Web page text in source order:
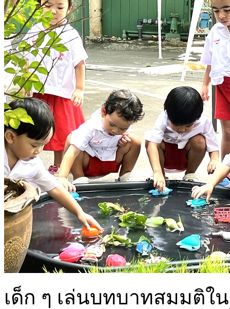
เด็ก ๆ เล่นบทบาทสมมติใ